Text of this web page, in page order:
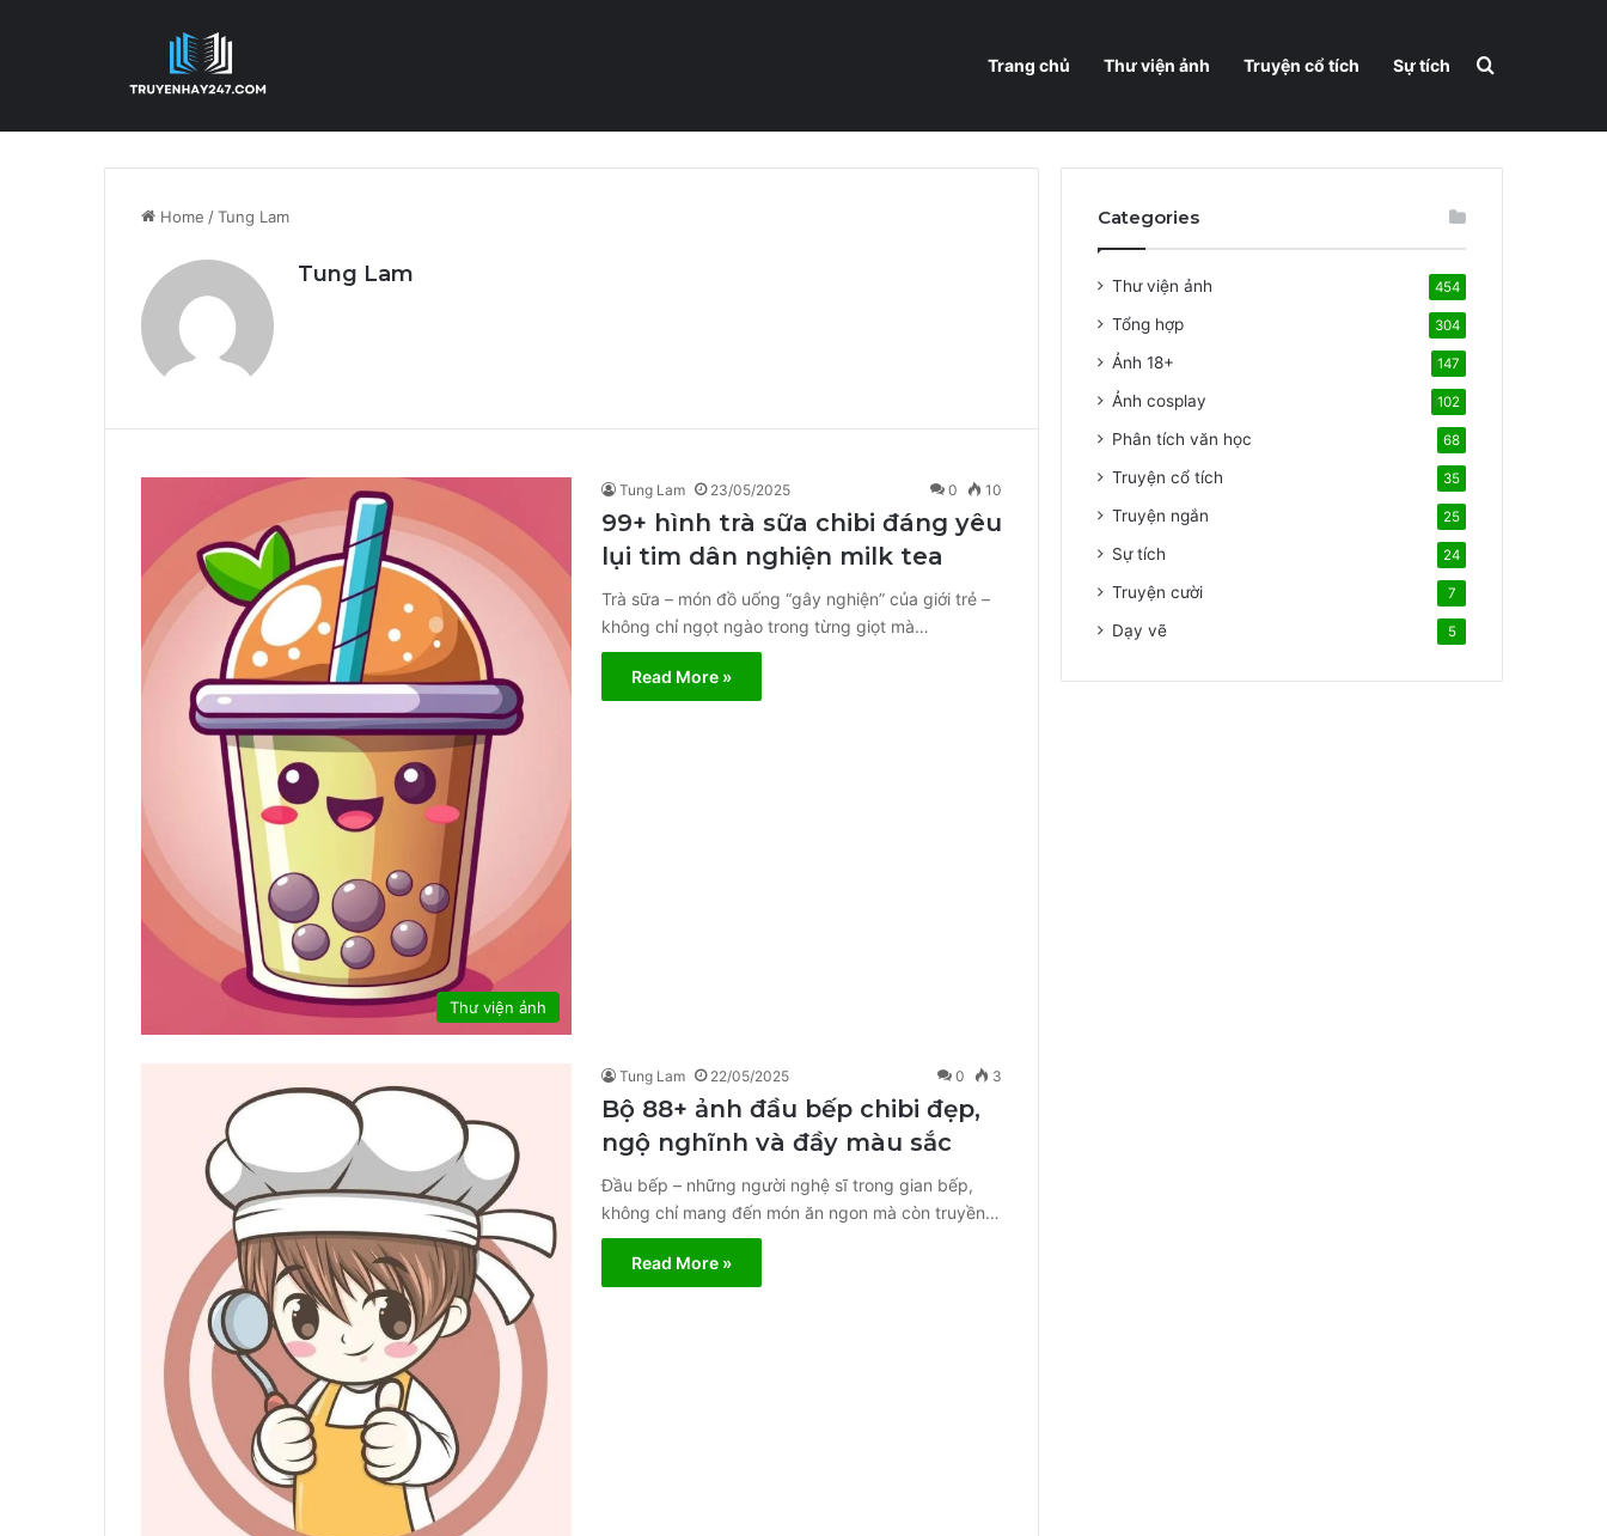
Trang chủ Thư viện ảnh Truyện cổ tích Sự tích Search for
Home /Tung Lam
Tung Lam
Thư viện ảnh
Tung Lam 23/05/2025 0 10
99+ hình trà sữa chibi đáng yêu
lụi tim dân nghiện milk tea
Trà sữa – món đồ uống “gây nghiện” của giới trẻ –
không chỉ ngọt ngào trong từng giọt mà…
Read More »
Tung Lam 22/05/2025 0 3
Bộ 88+ ảnh đầu bếp chibi đẹp,
ngộ nghĩnh và đầy màu sắc
Đầu bếp – những người nghệ sĩ trong gian bếp,
không chỉ mang đến món ăn ngon mà còn truyền…
Read More »
Categories
Thư viện ảnh 454
Tổng hợp 304
Ảnh 18+ 147
Ảnh cosplay 102
Phân tích văn học 68
Truyện cổ tích 35
Truyện ngắn 25
Sự tích 24
Truyện cười 7
Dạy vẽ 5